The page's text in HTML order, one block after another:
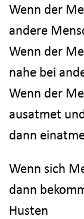
Wenn der
andere
Wenn der
nahe bei
Wenn der
ausatmet
dann
Wenn sich
dann
Husten